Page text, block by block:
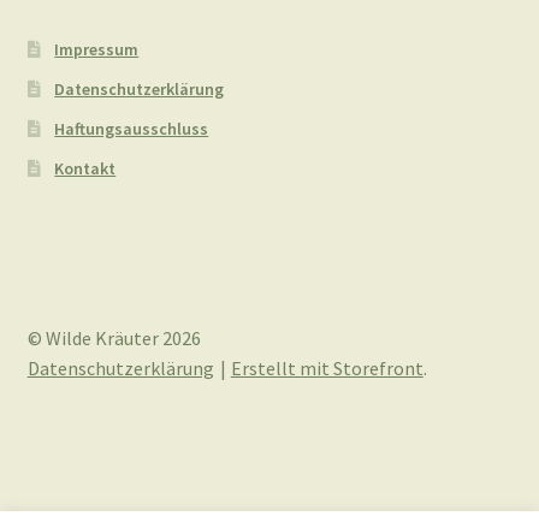
Impressum
Datenschutzerklärung
Haftungsausschluss
Kontakt
© Wilde Kräuter 2026
Datenschutzerklärung
Erstellt mit Storefront.